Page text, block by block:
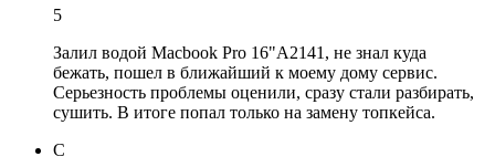
5
Залил водой Macbook Pro 16"A2141, не знал куда
бежать, пошел в ближайший к моему дому сервис.
Серьезность проблемы оценили, сразу стали разбирать,
сушить. В итоге попал только на замену топкейса.
С